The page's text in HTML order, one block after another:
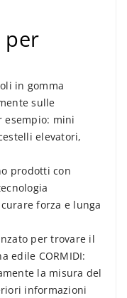
per
in gomma
sulle
esempio: mini
elevatori,
prodotti con
forza e lunga
per trovare il
edile CORMIDI:
la misura del
informazioni